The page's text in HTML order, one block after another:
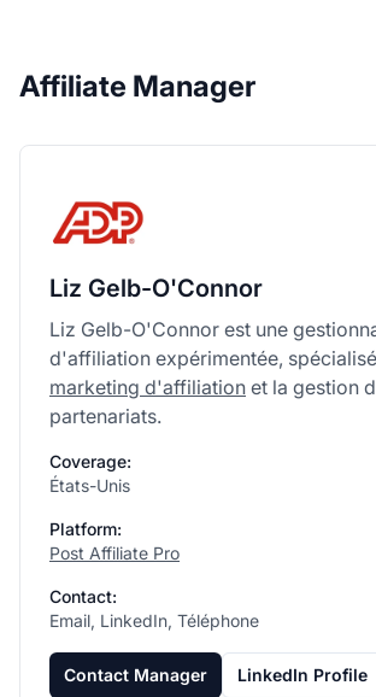
Affiliate Manager
Liz Gelb-O'Connor
Liz Gelb-O'Connor est une
d'affiliation expérimentée,
marketing d'affiliation et la gestion
partenariats.
Coverage:
États-Unis
Platform:
Post Affiliate Pro
Contact:
Email, LinkedIn, Téléphone
Contact Manager LinkedIn Profile